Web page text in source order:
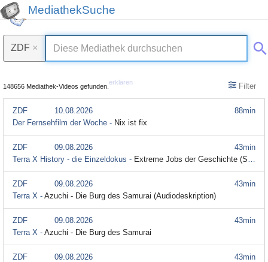
MediathekSuche
ZDF ×
148656 Mediathek-Videos gefunden.
erklären Filter
88min
ZDF
10.08.2026
Der Fernsehfilm der Woche - Nix ist fix
43min
ZDF
09.08.2026
Terra X History - die Einzeldokus - Extreme Jobs der Geschichte (S2026/E20)
43min
ZDF
09.08.2026
Terra X - Azuchi - Die Burg des Samurai (Audiodeskription)
43min
ZDF
09.08.2026
Terra X - Azuchi - Die Burg des Samurai
43min
ZDF
09.08.2026